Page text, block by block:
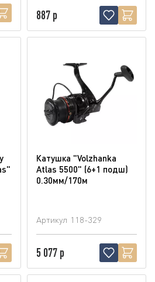
887 р
Катушка "Volzhanka
Atlas 5500" (6+1 подш)
0.30мм/170м
Артикул 118-329
5 077 р